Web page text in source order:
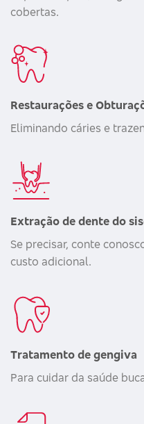
cobertas.
Restaurações e
Eliminando cáries e
Extração de dente do
Se precisar, conte
custo adicional.
Tratamento de gengiva
Para cuidar da saúde